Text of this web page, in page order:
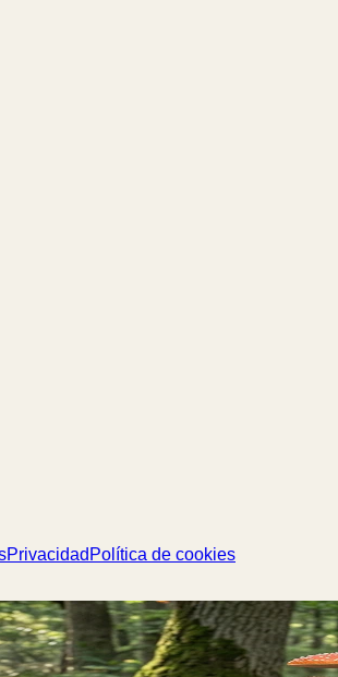
Privacidad Política de cookies